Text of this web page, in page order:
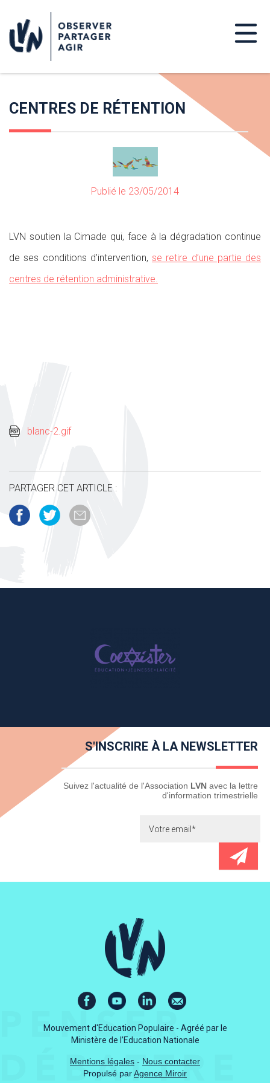
CENTRES DE RÉTENTION
Publié le 23/05/2014
LVN soutien la Cimade qui, face à la dégradation continue
de ses conditions d’intervention, se retire d’une partie des
centres de rétention administrative.
blanc-2.gif
PARTAGER CET ARTICLE :
S'INSCRIRE À LA NEWSLETTER
Newsletter Suivez l'actualité de l'Association LVN avec la lettre
d'information trimestrielle
Mouvement d'Education Populaire - Agréé par le
Ministère de l’Education Nationale
Mentions légales - Nous contacter
Propulsé parAgence Miroir